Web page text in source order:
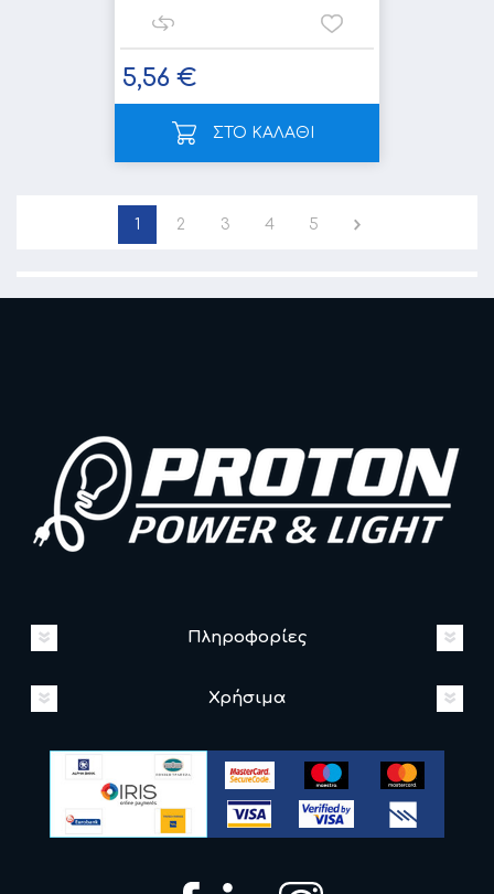
5,56 €
ΣΤΟ ΚΑΛΑΘΙ
1 2 3 4 5
Πληροφορίες
Χρήσιμα